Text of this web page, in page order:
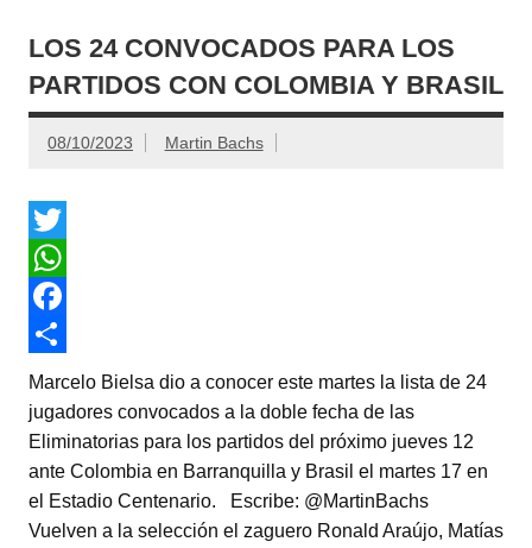
LOS 24 CONVOCADOS PARA LOS
PARTIDOS CON COLOMBIA Y BRASIL
08/10/2023 Martin Bachs
T
w
t
t
e
W
h
a
t
s
p
F
a
c
e
o
C
o
m
a
Marcelo Bielsa dio a conocer este martes la lista de 24
jugadores convocados a la doble fecha de las
Eliminatorias para los partidos del próximo jueves 12
ante Colombia en Barranquilla y Brasil el martes 17 en
el Estadio Centenario. Escribe: @MartinBachs
Vuelven a la selección el zaguero Ronald Araújo, Matías